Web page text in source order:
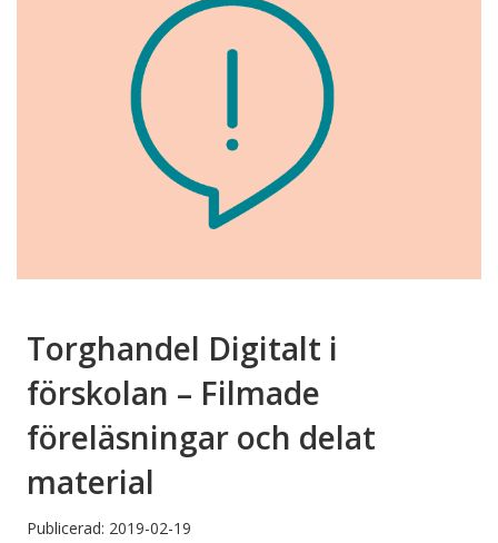
Torghandel Digitalt i
förskolan – Filmade
föreläsningar och delat
material
Publicerad: 2019-02-19